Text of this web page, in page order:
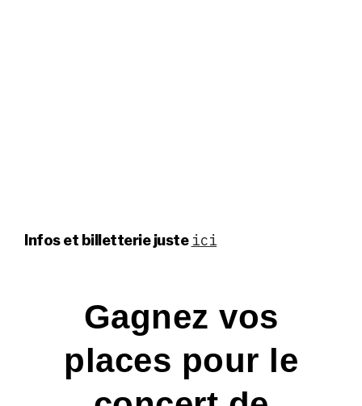
Infos et billetterie juste ici